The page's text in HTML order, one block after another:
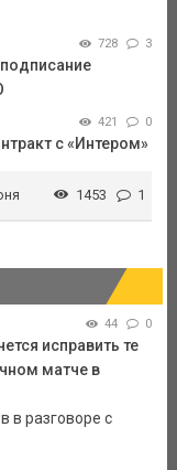
728 3
421 0
с «Интером»
1453 1
44 0
исправить те
матче в
в разговоре с